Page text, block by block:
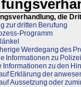
die
zur dritten Berufung
Programm
Werdegang des
Informationen zu
Informationen zu den
Erklärung der
Aussetzung oder